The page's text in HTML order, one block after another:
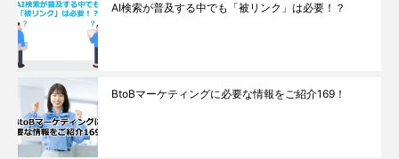
AI検索が普及する中でも「被リンク」は必要！？
BtoBマーケティングに必要な情報をご紹介169！